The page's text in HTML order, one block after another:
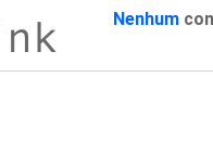
Nenhum